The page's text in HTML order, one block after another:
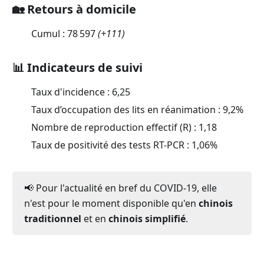
🏡 Retours à domicile
Cumul : 78 597(+111)
📊 Indicateurs de suivi
Taux d'incidence : 6,25
Taux d’occupation des lits en réanimation : 9,2%
Nombre de reproduction effectif (R) : 1,18
Taux de positivité des tests RT-PCR : 1,06%
📢 Pour l'actualité en bref du COVID-19, elle
n'est pour le moment disponible qu'en chinois
traditionnel et en chinois simplifié.